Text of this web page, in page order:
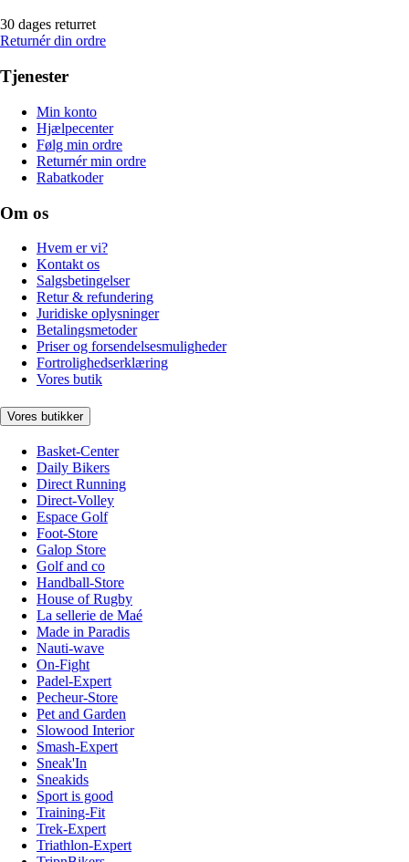
30 dages returret
Returnér din ordre
Tjenester
Min konto
Hjælpecenter
Følg min ordre
Returnér min ordre
Rabatkoder
Om os
Hvem er vi?
Kontakt os
Salgsbetingelser
Retur & refundering
Juridiske oplysninger
Betalingsmetoder
Priser og forsendelsesmuligheder
Fortrolighedserklæring
Vores butik
Vores butikker
Basket-Center
Daily Bikers
Direct Running
Direct-Volley
Espace Golf
Foot-Store
Galop Store
Golf and co
Handball-Store
House of Rugby
La sellerie de Maé
Made in Paradis
Nauti-wave
On-Fight
Padel-Expert
Pecheur-Store
Pet and Garden
Slowood Interior
Smash-Expert
Sneak'In
Sneakids
Sport is good
Training-Fit
Trek-Expert
Triathlon-Expert